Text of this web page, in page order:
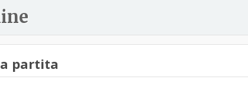
partita